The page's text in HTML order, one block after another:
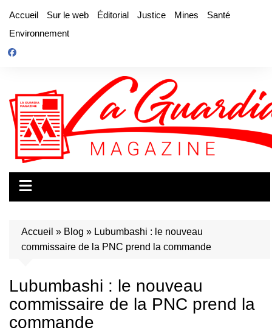
contenu
Accueil Sur le web Éditorial Justice Mines
Santé
Environnement
Accueil » Blog » Lubumbashi : le nouveau
commissaire de la PNC prend la commande
Lubumbashi : le nouveau
commissaire de la PNC prend la
commande